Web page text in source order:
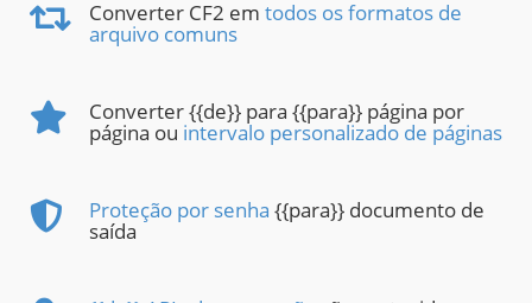
Converter CF2 em todos os formatos de
arquivo comuns
Converter {{de}} para {{para}} página por
página ou intervalo personalizado de páginas
Proteção por senha {{para}} documento de
saída